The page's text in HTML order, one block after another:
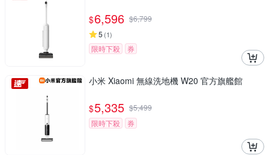
$6,596 $6,799
5 (1)
限時下殺 券
小米 Xiaomi 無線洗地機 W20 官方旗艦館
$5,335 $5,499
限時下殺
券